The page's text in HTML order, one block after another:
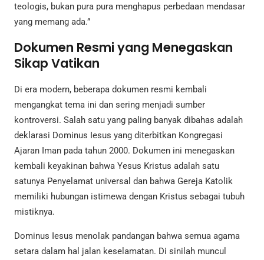
teologis, bukan pura pura menghapus perbedaan mendasar
yang memang ada.”
Dokumen Resmi yang Menegaskan
Sikap Vatikan
Di era modern, beberapa dokumen resmi kembali
mengangkat tema ini dan sering menjadi sumber
kontroversi. Salah satu yang paling banyak dibahas adalah
deklarasi Dominus Iesus yang diterbitkan Kongregasi
Ajaran Iman pada tahun 2000. Dokumen ini menegaskan
kembali keyakinan bahwa Yesus Kristus adalah satu
satunya Penyelamat universal dan bahwa Gereja Katolik
memiliki hubungan istimewa dengan Kristus sebagai tubuh
mistiknya.
Dominus Iesus menolak pandangan bahwa semua agama
setara dalam hal jalan keselamatan. Di sinilah muncul